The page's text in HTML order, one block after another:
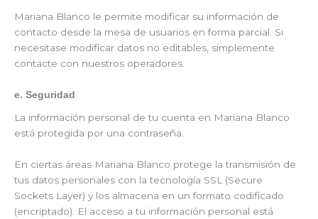
Mariana Blanco le permite modificar su información de
contacto desde la mesa de usuarios en forma parcial. Si
necesitase modificar datos no editables, simplemente
contacte con nuestros operadores.
e. Seguridad
La información personal de tu cuenta en Mariana Blanco
está protegida por una contraseña.
En ciertas áreas Mariana Blanco protege la transmisión de
tus datos personales con la tecnología SSL (Secure
Sockets Layer) y los almacena en un formato codificado
(encriptado). El acceso a tu información personal está